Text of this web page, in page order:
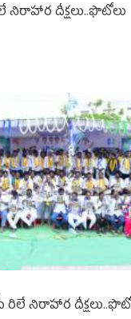
నిరాహార దీక్షలు..ఫొటోలు
నిరాహార